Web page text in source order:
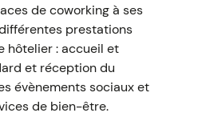
de coworking à ses
prestations
hôtelier : accueil et
et réception du
évènements sociaux et
de bien-être.